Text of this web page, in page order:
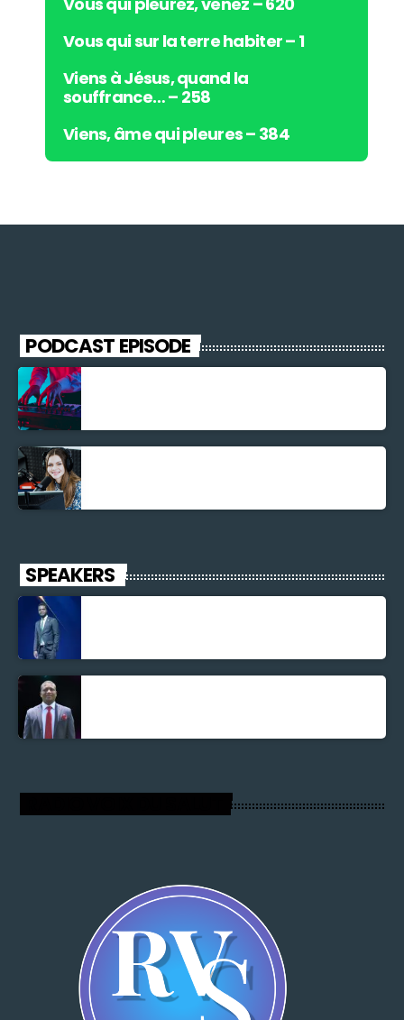
Vous qui sur la terre habiter – 1
Viens à Jésus, quand la
souffrance… – 258
Viens, âme qui pleures – 384
PODCAST EPISODE
SPEAKERS